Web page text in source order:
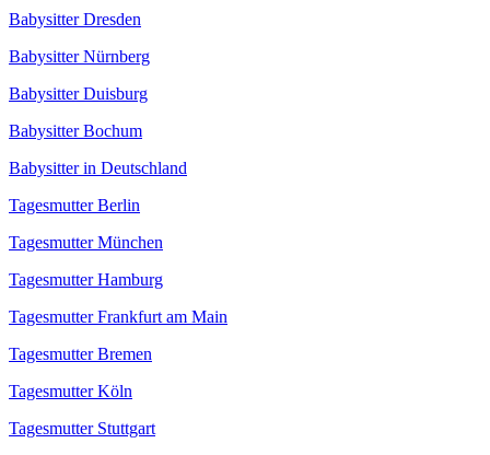
Babysitter Dresden
Babysitter Nürnberg
Babysitter Duisburg
Babysitter Bochum
Babysitter in Deutschland
Tagesmutter Berlin
Tagesmutter München
Tagesmutter Hamburg
Tagesmutter Frankfurt am Main
Tagesmutter Bremen
Tagesmutter Köln
Tagesmutter Stuttgart